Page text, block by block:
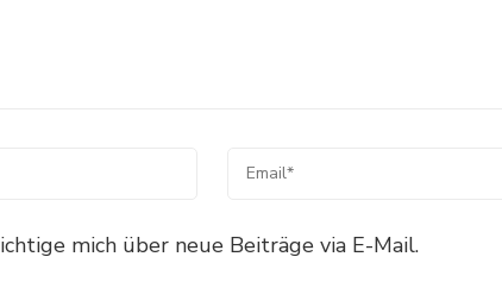
mich über neue Beiträge via E-Mail.